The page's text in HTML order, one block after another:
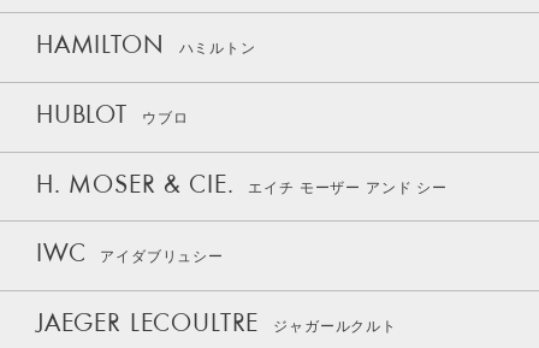
HAMILTON ハミルトン
HUBLOT ウブロ
H. MOSER & CIE. エイチ モーザー アンド シー
IWC アイダブリュシー
JAEGER LECOULTRE ジャガールクルト